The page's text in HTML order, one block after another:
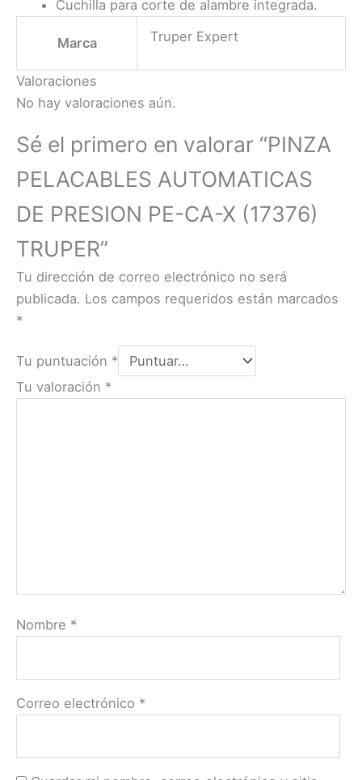
Cuchilla para corte de alambre integrada.
Marca Truper Expert
Valoraciones
No hay valoraciones aún.
Sé el primero en valorar “PINZA
PELACABLES AUTOMATICAS
DE PRESION PE-CA-X (17376)
TRUPER”
Tu dirección de correo electrónico no será
publicada. Los campos requeridos están marcados
*
Tu puntuación *
Tu valoración *
Nombre *
Correo electrónico *